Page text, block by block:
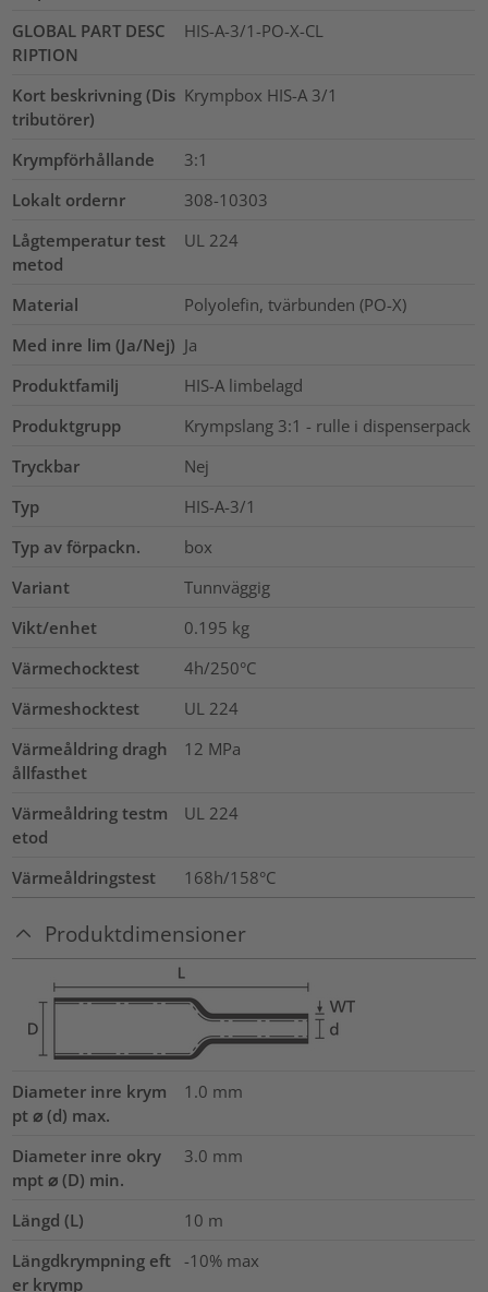
GLOBAL PART DESC
RIPTION
HIS-A-3/1-PO-X-CL
Kort beskrivning (Dis
tributörer)
Krympbox HIS-A 3/1
Krympförhållande
3:1
Lokalt ordernr
308-10303
Lågtemperatur test
metod
UL 224
Material
Polyolefin, tvärbunden (PO-X)
Med inre lim (Ja/Nej) Ja
Produktfamilj
HIS-A limbelagd
Produktgrupp
Krympslang 3:1 - rulle i dispenserpack
Tryckbar
Nej
Typ
HIS-A-3/1
Typ av förpackn.
box
Variant
Tunnväggig
Vikt/enhet
0.195 kg
Värmechocktest
4h/250°C
Värmeshocktest
UL 224
Värmeåldring dragh
ållfasthet
12 MPa
Värmeåldring testm
etod
UL 224
Värmeåldringstest 168h/158°C
Produktdimensioner
Diameter inre krym
pt ⌀ (d) max.
1.0 mm
Diameter inre okry
mpt ⌀ (D) min.
3.0 mm
Längd (L) 10 m
Längdkrympning eft
er krymp
-10% max